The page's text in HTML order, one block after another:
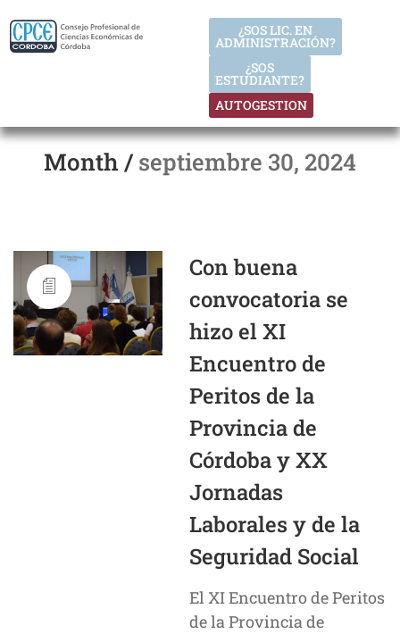
AUTOGESTION
¿SOS
ESTUDIANTE?
¿SOS LIC. EN
ADMINISTRACIÓN?
Month /septiembre 30, 2024
Con buena
convocatoria se
hizo el XI
Encuentro de
Peritos de la
Provincia de
Córdoba y XX
Jornadas
Laborales y de la
Seguridad Social
El XI Encuentro de Peritos
de la Provincia de